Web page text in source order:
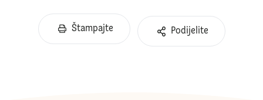
Štampajte Podijelite